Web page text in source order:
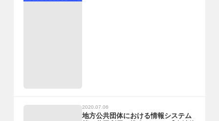
2020.07.06
地方公共団体における情報システム